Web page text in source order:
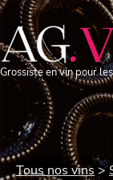
Grossiste en vin pour
Tous nos vins